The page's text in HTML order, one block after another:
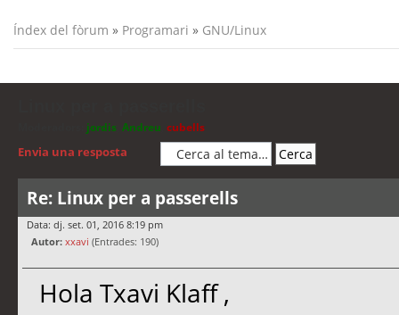
Índex del fòrum » Programari » GNU/Linux
jordis Andreu cubells
Envia una resposta
Re: Linux per a passerells
Data: dj. set. 01, 2016 8:19 pm
Autor: xxavi (Entrades: 190)
Hola Txavi Klaff ,